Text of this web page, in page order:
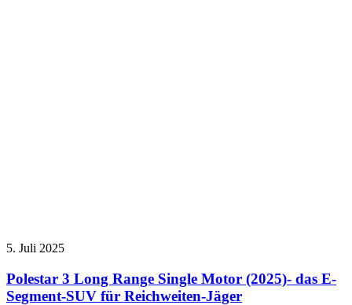
5. Juli 2025
Polestar 3 Long Range Single Motor (2025)- das E-
Segment-SUV für Reichweiten-Jäger